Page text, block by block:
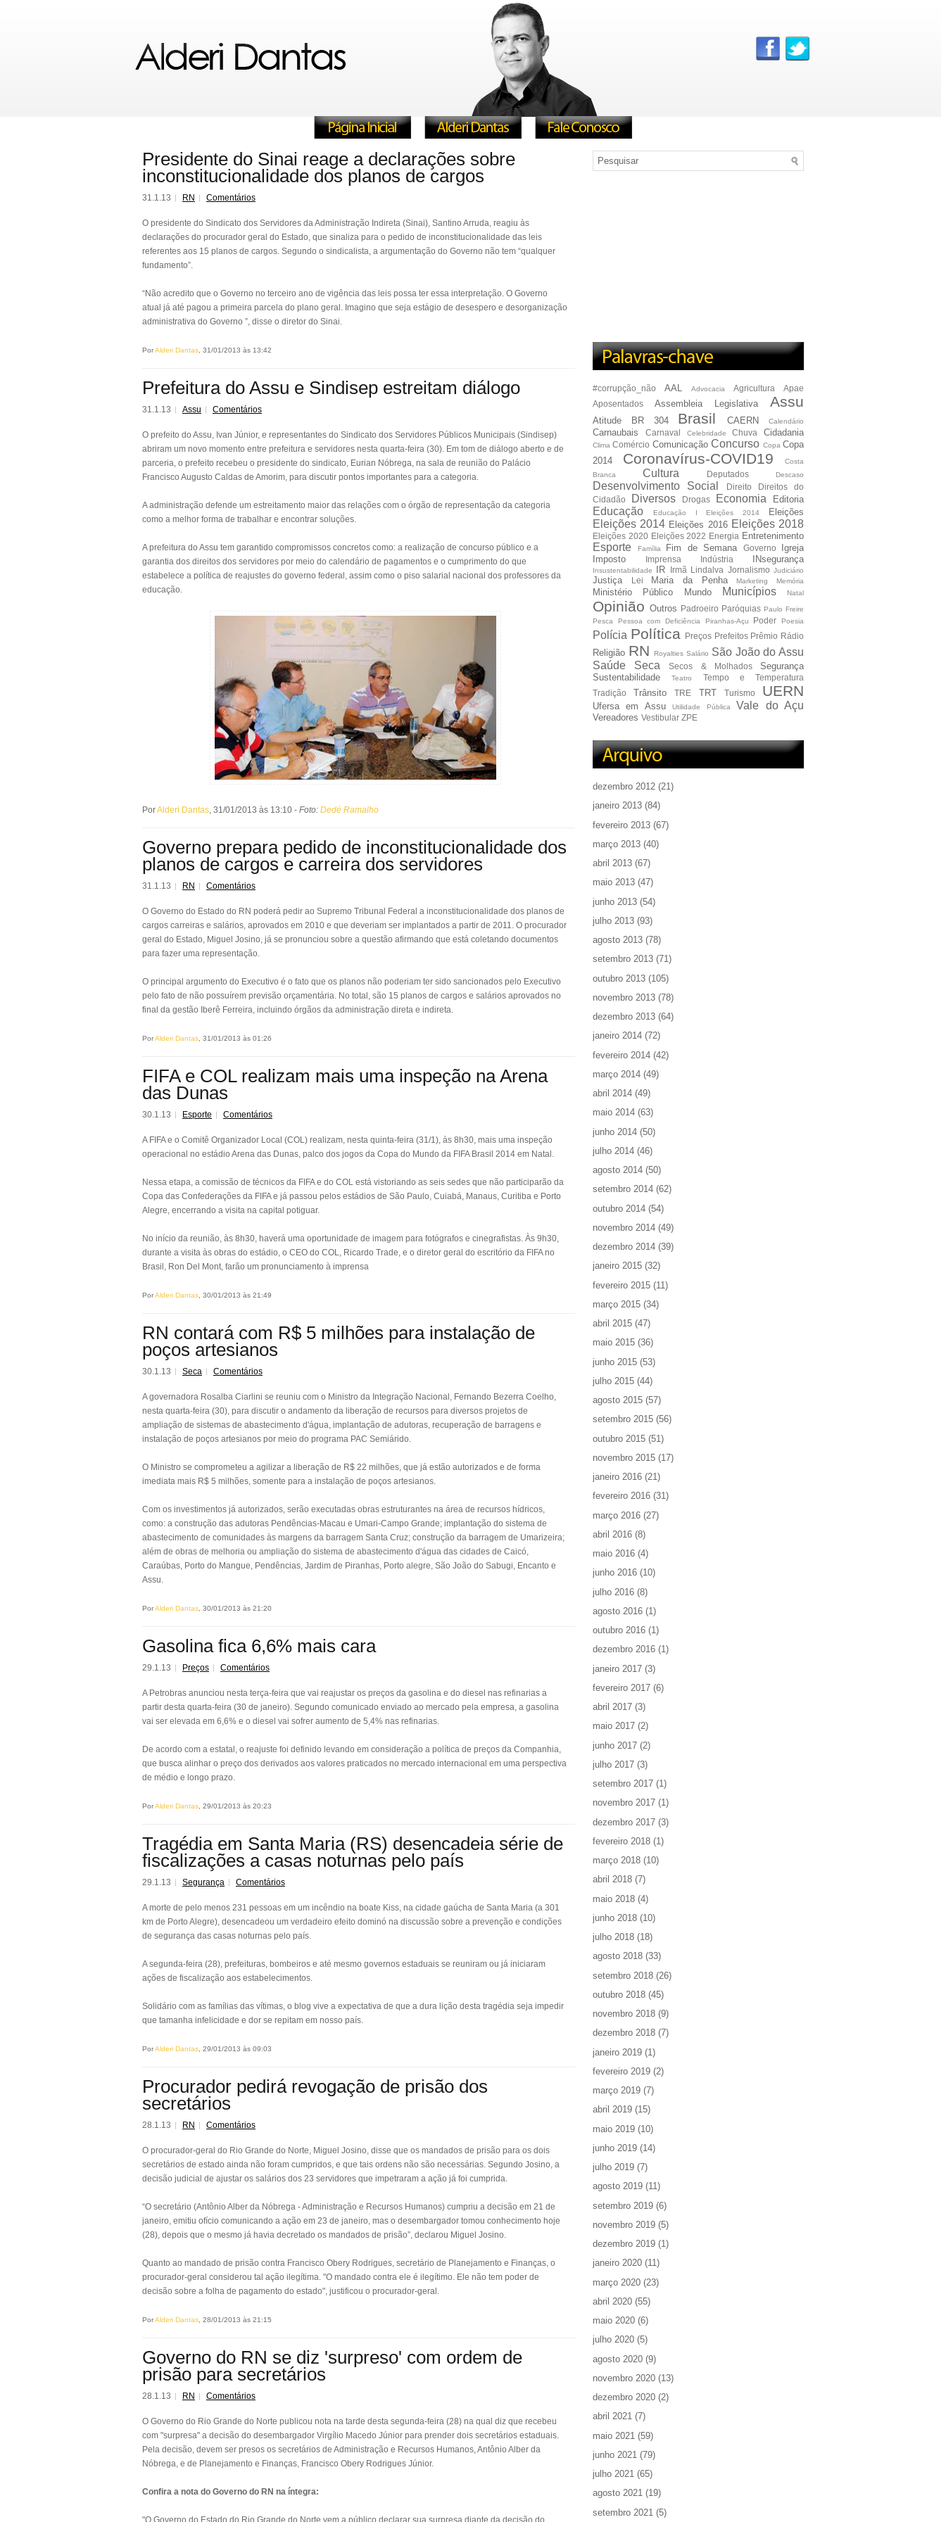
Presidente do Sinai reage a declarações sobre
inconstitucionalidade dos planos de cargos
31.1.13 RN Comentários
O presidente do Sindicato dos Servidores da Administração Indireta (Sinai), Santino Arruda, reagiu às
declarações do procurador geral do Estado, que sinaliza para o pedido de inconstitucionalidade das leis
referentes aos 15 planos de cargos. Segundo o sindicalista, a argumentação do Governo não tem “qualquer
fundamento”.
“Não acredito que o Governo no terceiro ano de vigência das leis possa ter essa interpretação. O Governo
atual já até pagou a primeira parcela do plano geral. Imagino que seja estágio de desespero e desorganização
administrativa do Governo ”, disse o diretor do Sinai.
PorAlderi Dantas , 31/01/2013 às 13:42
Prefeitura do Assu e Sindisep estreitam diálogo
31.1.13 Assu Comentários
O prefeito do Assu, Ivan Júnior, e representantes do Sindicato dos Servidores Públicos Municipais (Sindisep)
abriram um novo momento entre prefeitura e servidores nesta quarta-feira (30). Em tom de diálogo aberto e de
parceria, o prefeito recebeu o presidente do sindicato, Eurian Nóbrega, na sala de reunião do Palácio
Francisco Augusto Caldas de Amorim, para discutir pontos importantes para a categoria.
A administração defende um estreitamento maior das relações com o órgão de representação da categoria
como a melhor forma de trabalhar e encontrar soluções.
A prefeitura do Assu tem garantido compromissos concretos como: a realização de concurso público e a
garantia dos direitos dos servidores por meio do calendário de pagamentos e o cumprimento do que
estabelece a política de reajustes do governo federal, assim como o piso salarial nacional dos professores da
educação.
PorAlderi Dantas, 31/01/2013 às 13:10 - Foto: Dedé Ramalho
Governo prepara pedido de inconstitucionalidade dos
planos de cargos e carreira dos servidores
31.1.13 RN Comentários
O Governo do Estado do RN poderá pedir ao Supremo Tribunal Federal a inconstitucionalidade dos planos de
cargos carreiras e salários, aprovados em 2010 e que deveriam ser implantados a partir de 2011. O procurador
geral do Estado, Miguel Josino, já se pronunciou sobre a questão afirmando que está coletando documentos
para fazer uma representação.
O principal argumento do Executivo é o fato que os planos não poderiam ter sido sancionados pelo Executivo
pelo fato de não possuírem previsão orçamentária. No total, são 15 planos de cargos e salários aprovados no
final da gestão Iberê Ferreira, incluindo órgãos da administração direta e indireta.
PorAlderi Dantas , 31/01/2013 às 01:26
FIFA e COL realizam mais uma inspeção na Arena
das Dunas
30.1.13 Esporte Comentários
A FIFA e o Comitê Organizador Local (COL) realizam, nesta quinta-feira (31/1), às 8h30, mais uma inspeção
operacional no estádio Arena das Dunas, palco dos jogos da Copa do Mundo da FIFA Brasil 2014 em Natal.
Nessa etapa, a comissão de técnicos da FIFA e do COL está vistoriando as seis sedes que não participarão da
Copa das Confederações da FIFA e já passou pelos estádios de São Paulo, Cuiabá, Manaus, Curitiba e Porto
Alegre, encerrando a visita na capital potiguar.
No início da reunião, às 8h30, haverá uma oportunidade de imagem para fotógrafos e cinegrafistas. Às 9h30,
durante a visita às obras do estádio, o CEO do COL, Ricardo Trade, e o diretor geral do escritório da FIFA no
Brasil, Ron Del Mont, farão um pronunciamento à imprensa
PorAlderi Dantas , 30/01/2013 às 21:49
RN contará com R$ 5 milhões para instalação de
poços artesianos
30.1.13 Seca Comentários
A governadora Rosalba Ciarlini se reuniu com o Ministro da Integração Nacional, Fernando Bezerra Coelho,
nesta quarta-feira (30), para discutir o andamento da liberação de recursos para diversos projetos de
ampliação de sistemas de abastecimento d'água, implantação de adutoras, recuperação de barragens e
instalação de poços artesianos por meio do programa PAC Semiárido.
O Ministro se comprometeu a agilizar a liberação de R$ 22 milhões, que já estão autorizados e de forma
imediata mais R$ 5 milhões, somente para a instalação de poços artesianos.
Com os investimentos já autorizados, serão executadas obras estruturantes na área de recursos hídricos,
como: a construção das adutoras Pendências-Macau e Umari-Campo Grande; implantação do sistema de
abastecimento de comunidades às margens da barragem Santa Cruz; construção da barragem de Umarizeira;
além de obras de melhoria ou ampliação do sistema de abastecimento d'água das cidades de Caicó,
Caraúbas, Porto do Mangue, Pendências, Jardim de Piranhas, Porto alegre, São João do Sabugi, Encanto e
Assu.
PorAlderi Dantas , 30/01/2013 às 21:20
Gasolina fica 6,6% mais cara
29.1.13 Preços Comentários
A Petrobras anunciou nesta terça-feira que vai reajustar os preços da gasolina e do diesel nas refinarias a
partir desta quarta-feira (30 de janeiro). Segundo comunicado enviado ao mercado pela empresa, a gasolina
vai ser elevada em 6,6% e o diesel vai sofrer aumento de 5,4% nas refinarias.
De acordo com a estatal, o reajuste foi definido levando em consideração a política de preços da Companhia,
que busca alinhar o preço dos derivados aos valores praticados no mercado internacional em uma perspectiva
de médio e longo prazo.
PorAlderi Dantas , 29/01/2013 às 20:23
Tragédia em Santa Maria (RS) desencadeia série de
fiscalizações a casas noturnas pelo país
29.1.13 Segurança Comentários
A morte de pelo menos 231 pessoas em um incêndio na boate Kiss, na cidade gaúcha de Santa Maria (a 301
km de Porto Alegre), desencadeou um verdadeiro efeito dominó na discussão sobre a prevenção e condições
de segurança das casas noturnas pelo país.
A segunda-feira (28), prefeituras, bombeiros e até mesmo governos estaduais se reuniram ou já iniciaram
ações de fiscalização aos estabelecimentos.
Solidário com as famílias das vítimas, o blog vive a expectativa de que a dura lição desta tragédia seja impedir
que tamanha infelicidade e dor se repitam em nosso país.
PorAlderi Dantas , 29/01/2013 às 09:03
Procurador pedirá revogação de prisão dos
secretários
28.1.13 RN Comentários
O procurador-geral do Rio Grande do Norte, Miguel Josino, disse que os mandados de prisão para os dois
secretários de estado ainda não foram cumpridos, e que tais ordens não são necessárias. Segundo Josino, a
decisão judicial de ajustar os salários dos 23 servidores que impetraram a ação já foi cumprida.
“O secretário (Antônio Alber da Nóbrega - Administração e Recursos Humanos) cumpriu a decisão em 21 de
janeiro, emitiu ofício comunicando a ação em 23 de janeiro, mas o desembargador tomou conhecimento hoje
(28), depois que o mesmo já havia decretado os mandados de prisão”, declarou Miguel Josino.
Quanto ao mandado de prisão contra Francisco Obery Rodrigues, secretário de Planejamento e Finanças, o
procurador-geral considerou tal ação ilegítima. "O mandado contra ele é ilegítimo. Ele não tem poder de
decisão sobre a folha de pagamento do estado", justificou o procurador-geral.
PorAlderi Dantas , 28/01/2013 às 21:15
Governo do RN se diz 'surpreso' com ordem de
prisão para secretários
28.1.13 RN Comentários
O Governo do Rio Grande do Norte publicou nota na tarde desta segunda-feira (28) na qual diz que recebeu
com "surpresa" a decisão do desembargador Virgílio Macedo Júnior para prender dois secretários estaduais.
Pela decisão, devem ser presos os secretários de Administração e Recursos Humanos, Antônio Alber da
Nóbrega, e de Planejamento e Finanças, Francisco Obery Rodrigues Júnior.
Confira a nota do Governo do RN na íntegra:
"O Governo do Estado do Rio Grande do Norte vem a público declarar sua surpresa diante da decisão do
#corrupção_não AAL Advocacia Agricultura
Apae
Aposentados
Assembleia Legislativa Assu
Atitude BR 304 Brasil CAERN Calendário
Carnaubais Carnaval Celebridade Chuva Cidadania
Clima Comércio Comunicação Concurso Copa Copa
2014
Coronavírus-COVID19
Costa
Branca
Cultura Deputados Descaso
Desenvolvimento Social Direito
Direitos do
Cidadão
Diversos Drogas Economia Editoria
Educação Educação I Eleições 2014 Eleições
Eleições 2014 Eleições 2016 Eleições 2018
Eleições 2020 Eleições 2022 Energia Entretenimento
Esporte Família Fim de Semana Governo
Igreja
Imposto
Imprensa Indústria INsegurança
Insustentabilidade IR Irmã Lindalva Jornalismo Judiciário
Justiça Lei Maria da Penha Marketing Memória
Ministério Público Mundo Municípios Natal
Opinião Outros Padroeiro Paróquias Paulo Freire
Pesca
Pessoa com Deficiência Piranhas-Açu Poder Poesia
Polícia Política Preços Prefeitos Prêmio Rádio
Religião RN Royalties Salário São João do Assu
Saúde
Seca Secos & Molhados
Segurança
Sustentabilidade
Teatro
Tempo e Temperatura
Tradição
Trânsito TRE TRT Turismo UERN
Ufersa em Assu Utilidade Pública Vale do Açu
Vereadores Vestibular ZPE
dezembro 2012 (21)
janeiro 2013 (84)
fevereiro 2013 (67)
março 2013 (40)
abril 2013 (67)
maio 2013 (47)
junho 2013 (54)
julho 2013 (93)
agosto 2013 (78)
setembro 2013 (71)
outubro 2013 (105)
novembro 2013 (78)
dezembro 2013 (64)
janeiro 2014 (72)
fevereiro 2014 (42)
março 2014 (49)
abril 2014 (49)
maio 2014 (63)
junho 2014 (50)
julho 2014 (46)
agosto 2014 (50)
setembro 2014 (62)
outubro 2014 (54)
novembro 2014 (49)
dezembro 2014 (39)
janeiro 2015 (32)
fevereiro 2015 (11)
março 2015 (34)
abril 2015 (47)
maio 2015 (36)
junho 2015 (53)
julho 2015 (44)
agosto 2015 (57)
setembro 2015 (56)
outubro 2015 (51)
novembro 2015 (17)
janeiro 2016 (21)
fevereiro 2016 (31)
março 2016 (27)
abril 2016 (8)
maio 2016 (4)
junho 2016 (10)
julho 2016 (8)
agosto 2016 (1)
outubro 2016 (1)
dezembro 2016 (1)
janeiro 2017 (3)
fevereiro 2017 (6)
abril 2017 (3)
maio 2017 (2)
junho 2017 (2)
julho 2017 (3)
setembro 2017 (1)
novembro 2017 (1)
dezembro 2017 (3)
fevereiro 2018 (1)
março 2018 (10)
abril 2018 (7)
maio 2018 (4)
junho 2018 (10)
julho 2018 (18)
agosto 2018 (33)
setembro 2018 (26)
outubro 2018 (45)
novembro 2018 (9)
dezembro 2018 (7)
janeiro 2019 (1)
fevereiro 2019 (2)
março 2019 (7)
abril 2019 (15)
maio 2019 (10)
junho 2019 (14)
julho 2019 (7)
agosto 2019 (11)
setembro 2019 (6)
novembro 2019 (5)
dezembro 2019 (1)
janeiro 2020 (11)
março 2020 (23)
abril 2020 (55)
maio 2020 (6)
julho 2020 (5)
agosto 2020 (9)
novembro 2020 (13)
dezembro 2020 (2)
abril 2021 (7)
maio 2021 (59)
junho 2021 (79)
julho 2021 (65)
agosto 2021 (19)
setembro 2021 (5)